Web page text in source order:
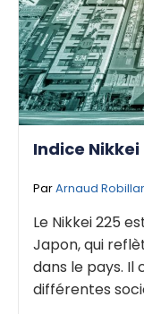
Indice
ParArnaud
Le Nikkei 225
Japon, qui
dans le pays. Il
différentes